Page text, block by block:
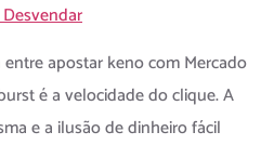
apostar keno com Mercado
é a velocidade do clique. A
e a ilusão de dinheiro fácil